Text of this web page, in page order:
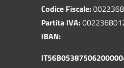
Codice Fiscale:
Partita IVA:
IBAN: